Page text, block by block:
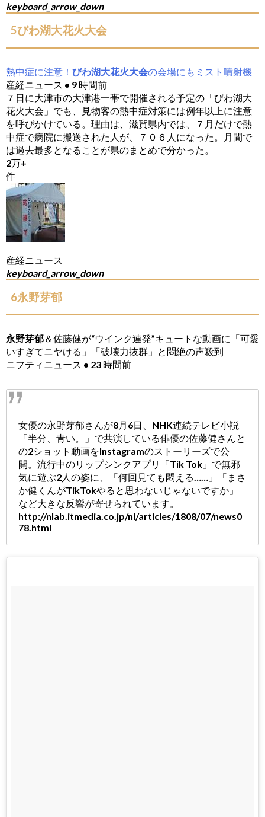
keyboard_arrow_down
5びわ湖大花火大会
熱中症に注意！ びわ湖大花火大会の会場にもミスト噴射機
産経ニュース • 9 時間前
７日に大津市の大津港一帯で開催される予定の「びわ湖大
花火大会」でも、見物客の熱中症対策には例年以上に注意
を呼びかけている。理由は、滋賀県内では、７月だけで熱
中症で病院に搬送された人が、７０６人になった。月間で
は過去最多となることが県のまとめで分かった。
2万+
件
産経ニュース
keyboard_arrow_down
6永野芽郁
永野芽郁＆佐藤健が“ウインク連発”キュートな動画に「可愛
いすぎてニヤける」「破壊力抜群」と悶絶の声殺到
ニフティニュース • 23 時間前
女優の永野芽郁さんが8月6日、NHK連続テレビ小説
「半分、青い。」で共演している俳優の佐藤健さんと
の2ショット動画をInstagramのストーリーズで公
開。流行中のリップシンクアプリ「Tik Tok」で無邪
気に遊ぶ2人の姿に、「何回見ても悶える……」「まさ
か健くんがTikTokやると思わないじゃないですか」
など大きな反響が寄せられています。
http://nlab.itmedia.co.jp/nl/articles/1808/07/news0
78.html